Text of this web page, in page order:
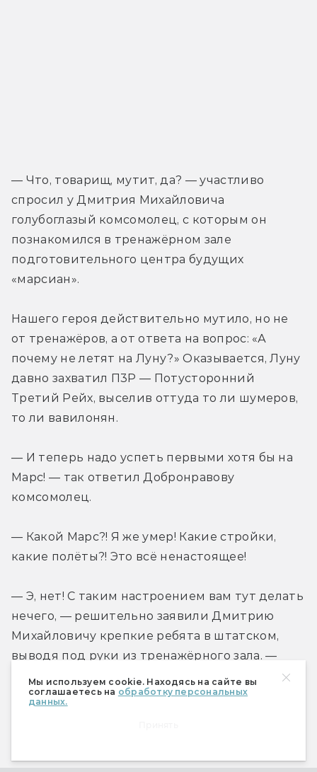
Мы используем cookie. Находясь на сайте вы
соглашаетесь на обработку персональных
данных.
— Что, товарищ, мутит, да? — участливо
спросил у Дмитрия Михайловича
голубоглазый комсомолец, с которым он
познакомился в тренажёрном зале
подготовительного центра будущих
«марсиан».
Нашего героя действительно мутило, но не
от тренажёров, а от ответа на вопрос: «А
почему не летят на Луну?» Оказывается, Луну
давно захватил П3Р — Потусторонний
Третий Рейх, выселив оттуда то ли шумеров,
то ли вавилонян.
— И теперь надо успеть первыми хотя бы на
Марс! — так ответил Добронравову
комсомолец.
— Какой Марс?! Я же умер! Какие стройки,
какие полёты?! Это всё ненастоящее!
— Э, нет! С таким настроением вам тут делать
нечего, — решительно заявили Дмитрию
Михайловичу крепкие ребята в штатском,
выводя под руки из тренажёрного зала. —
Таких не берут в космонавты!